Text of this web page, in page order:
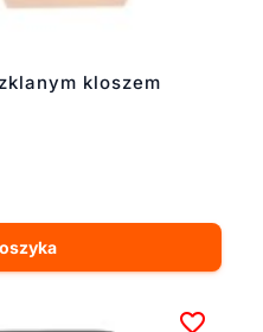
kloszem